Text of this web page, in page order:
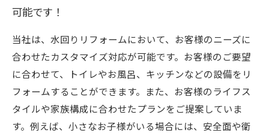
可能です！
当社は、水回りリフォームにおいて、お客様のニーズに
合わせたカスタマイズ対応が可能です。お客様のご要望
に合わせて、トイレやお風呂、キッチンなどの設備をリ
フォームすることができます。また、お客様のライフス
タイルや家族構成に合わせたプランをご提案していま
す。例えば、小さなお子様がいる場合には、安全面や衛